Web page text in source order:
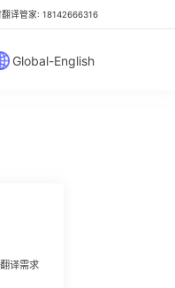
译管家: 18142666316
Global-English